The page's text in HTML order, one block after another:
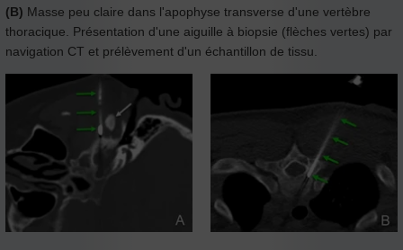
(B) Masse peu claire dans l'apophyse transverse d'une vertèbre
thoracique. Présentation d'une aiguille à biopsie (flèches vertes) par
navigation CT et prélèvement d'un échantillon de tissu.